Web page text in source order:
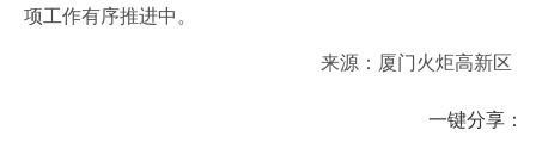
项工作有序推进中。
来源：厦门火炬高新区
一键分享：